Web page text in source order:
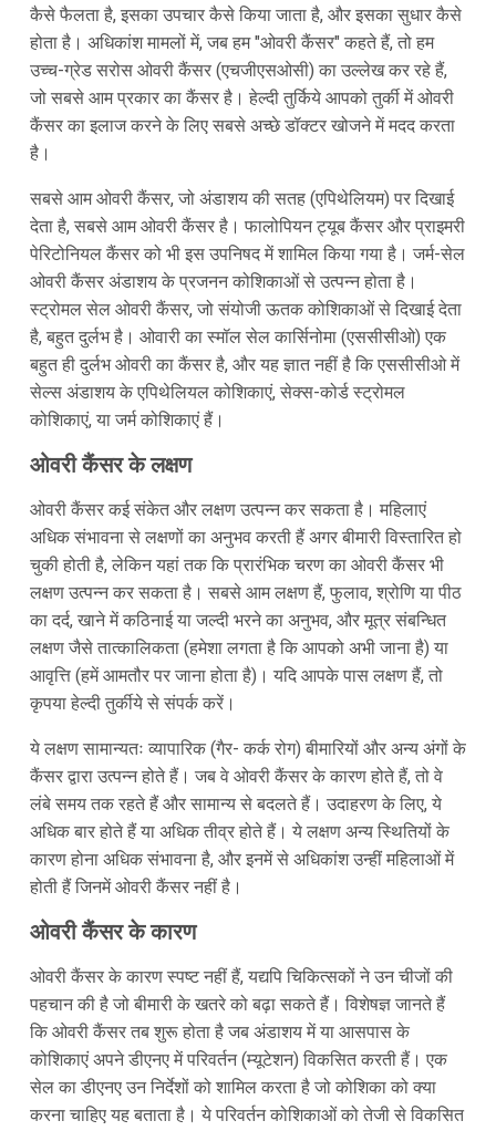
कैसे फैलता है, इसका उपचार कैसे किया जाता है, और इसका सुधार कैसे
होता है। अधिकांश मामलों में, जब हम "ओवरी कैंसर" कहते हैं, तो हम
उच्च-ग्रेड सरोस ओवरी कैंसर (एचजीएसओसी) का उल्लेख कर रहे हैं,
जो सबसे आम प्रकार का कैंसर है। हेल्दी तुर्किये आपको तुर्की में ओवरी
कैंसर का इलाज करने के लिए सबसे अच्छे डॉक्टर खोजने में मदद करता
है।
सबसे आम ओवरी कैंसर, जो अंडाशय की सतह (एपिथेलियम) पर दिखाई
देता है, सबसे आम ओवरी कैंसर है। फालोपियन ट्यूब कैंसर और प्राइमरी
पेरिटोनियल कैंसर को भी इस उपनिषद में शामिल किया गया है। जर्म-सेल
ओवरी कैंसर अंडाशय के प्रजनन कोशिकाओं से उत्पन्न होता है।
स्ट्रोमल सेल ओवरी कैंसर, जो संयोजी ऊतक कोशिकाओं से दिखाई देता
है, बहुत दुर्लभ है। ओवारी का स्मॉल सेल कार्सिनोमा (एससीसीओ) एक
बहुत ही दुर्लभ ओवरी का कैंसर है, और यह ज्ञात नहीं है कि एससीसीओ में
सेल्स अंडाशय के एपिथेलियल कोशिकाएं, सेक्स-कोर्ड स्ट्रोमल
कोशिकाएं, या जर्म कोशिकाएं हैं।
ओवरी कैंसर के लक्षण
ओवरी कैंसर कई संकेत और लक्षण उत्पन्न कर सकता है। महिलाएं
अधिक संभावना से लक्षणों का अनुभव करती हैं अगर बीमारी विस्तारित हो
चुकी होती है, लेकिन यहां तक ​​कि प्रारंभिक चरण का ओवरी कैंसर भी
लक्षण उत्पन्न कर सकता है। सबसे आम लक्षण हैं, फुलाव, श्रोणि या पीठ
का दर्द, खाने में कठिनाई या जल्दी भरने का अनुभव, और मूत्र संबन्धित
लक्षण जैसे तात्कालिकता (हमेशा लगता है कि आपको अभी जाना है) या
आवृत्ति (हमें आमतौर पर जाना होता है)। यदि आपके पास लक्षण हैं, तो
कृपया हेल्दी तुर्कीये से संपर्क करें।
ये लक्षण सामान्यतः व्यापारिक (गैर- कर्क रोग) बीमारियों और अन्य अंगों के
कैंसर द्वारा उत्पन्न होते हैं। जब वे ओवरी कैंसर के कारण होते हैं, तो वे
लंबे समय तक रहते हैं और सामान्य से बदलते हैं। उदाहरण के लिए, ये
अधिक बार होते हैं या अधिक तीव्र होते हैं। ये लक्षण अन्य स्थितियों के
कारण होना अधिक संभावना है, और इनमें से अधिकांश उन्हीं महिलाओं में
होती हैं जिनमें ओवरी कैंसर नहीं है।
ओवरी कैंसर के कारण
ओवरी कैंसर के कारण स्पष्ट नहीं हैं, यद्यपि चिकित्सकों ने उन चीजों की
पहचान की है जो बीमारी के खतरे को बढ़ा सकते हैं। विशेषज्ञ जानते हैं
कि ओवरी कैंसर तब शुरू होता है जब अंडाशय में या आसपास के
कोशिकाएं अपने डीएनए में परिवर्तन (म्यूटेशन) विकसित करती हैं। एक
सेल का डीएनए उन निर्देशों को शामिल करता है जो कोशिका को क्या
करना चाहिए यह बताता है। ये परिवर्तन कोशिकाओं को तेजी से विकसित